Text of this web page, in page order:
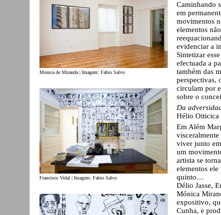
Monica de Miranda | Imagem: Fabio Salvo
Francisco Vidal | Imagem: Fabio Salvo
Caminhando
em
movimentos
elementos
evidenciar a
Sintetizar
efectuada a
também das
perspectivas,
circulam por
sobre o
Da
Hélio Oiticica
Em Além
visceralmente
viver junto
um
artista se
elementos
quinto…
Délio Jasse,
Mónica
expositivo,
Cunha, e